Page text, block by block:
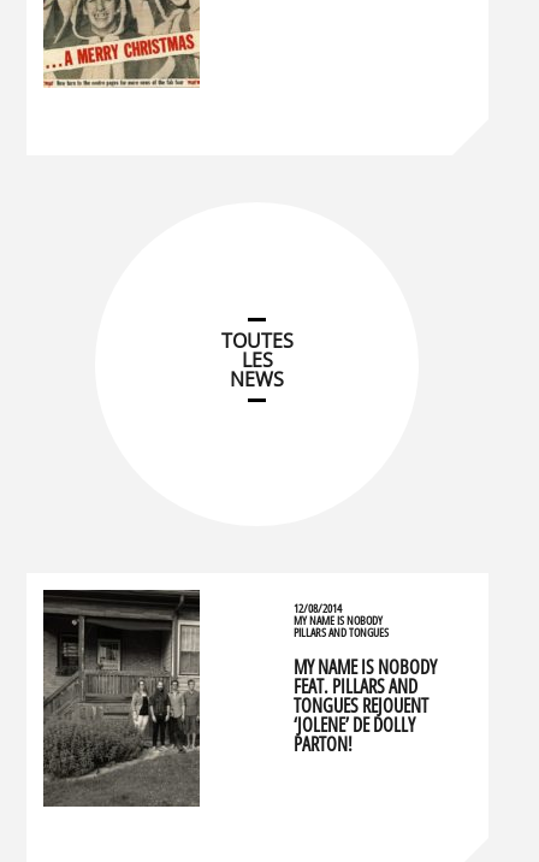
TOUTES
LES
NEWS
12/08/2014
MY NAME IS NOBODY
PILLARS AND TONGUES
MY NAME IS NOBODY
FEAT. PILLARS AND
TONGUES REJOUENT
‘JOLENE’ DE DOLLY
PARTON!